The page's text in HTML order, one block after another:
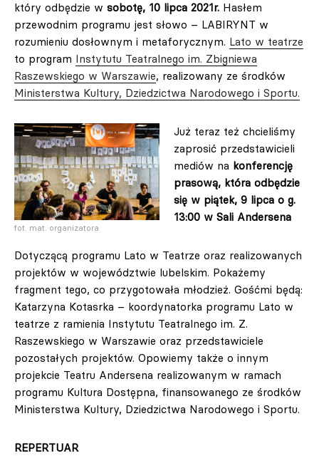
który odbędzie w sobotę, 10 lipca 2021r. Hasłem
przewodnim programu jest słowo – LABIRYNT w
rozumieniu dosłownym i metaforycznym. Lato w teatrze
to program Instytutu Teatralnego im. Zbigniewa
Raszewskiego w Warszawie, realizowany ze środków
Ministerstwa Kultury, Dziedzictwa Narodowego i Sportu.
fot. mat. organizatora
Już teraz też chcieliśmy
zaprosić przedstawicieli
mediów na konferencję
prasową, która odbędzie
się w piątek, 9 lipca o g.
13:00 w Sali Andersena
Dotyczącą programu Lato w Teatrze oraz realizowanych
projektów w województwie lubelskim. Pokażemy
fragment tego, co przygotowała młodzież. Gośćmi będą:
Katarzyna Kotasrka – koordynatorka programu Lato w
teatrze z ramienia Instytutu Teatralnego im. Z.
Raszewskiego w Warszawie oraz przedstawiciele
pozostałych projektów. Opowiemy także o innym
projekcie Teatru Andersena realizowanym w ramach
programu Kultura Dostępna, finansowanego ze środków
Ministerstwa Kultury, Dziedzictwa Narodowego i Sportu.
REPERTUAR